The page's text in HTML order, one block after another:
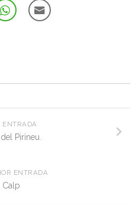
ENTRADA
del Pirineu.
ENTRADA
Calp